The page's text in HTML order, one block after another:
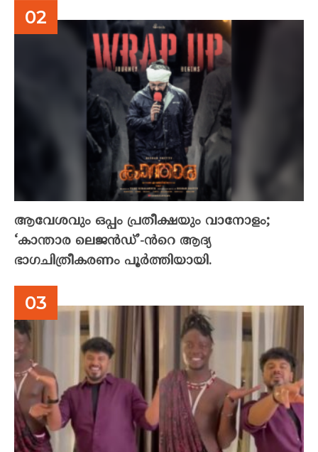
ആവേശവും ഒപ്പം പ്രതീക്ഷയും വാനോളം;
‘കാന്താര ലെജൻഡ്’-ൻറെ ആദ്യ
ഭാഗചിത്രീകരണം പൂർത്തിയായി.